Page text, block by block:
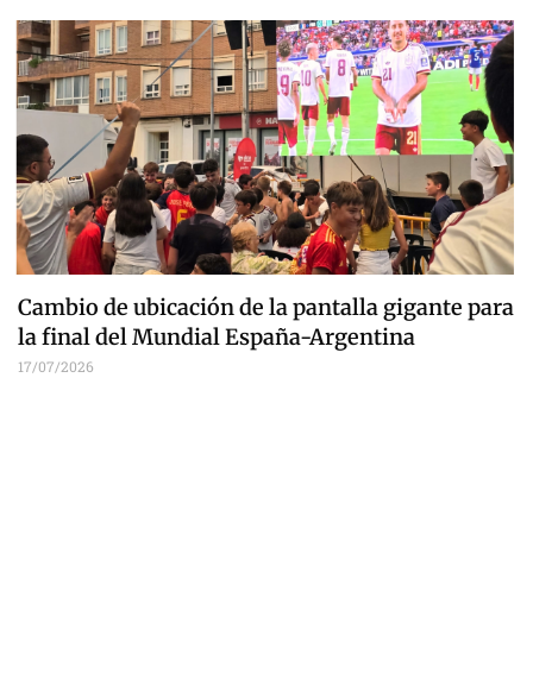
Cambio de ubicación de la pantalla gigante para
la final del Mundial España-Argentina
17/07/2026